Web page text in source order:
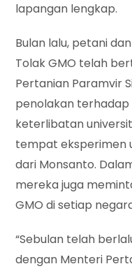
lapangan lengkap.
Bulan lalu, petani
Tolak GMO telah
Pertanian Paramvir
penolakan terhadap
keterlibatan
tempat eksperimen
dari Monsanto.
mereka juga
GMO di setiap
“Sebulan telah
dengan Menteri